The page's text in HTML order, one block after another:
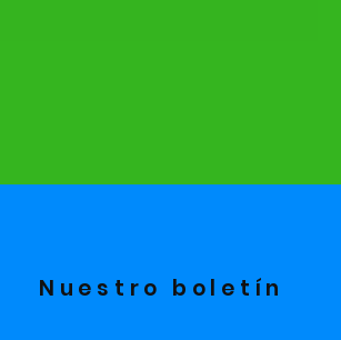
Nuestro boletín